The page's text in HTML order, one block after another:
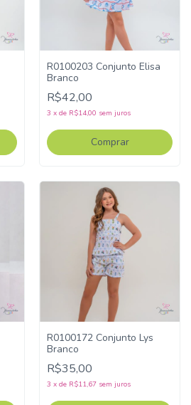
R0100203 Conjunto Elisa
Branco
R$42,00
3 x de R$14,00 sem juros
Comprar
R0100172 Conjunto Lys
Branco
R$35,00
3 x de R$11,67 sem juros